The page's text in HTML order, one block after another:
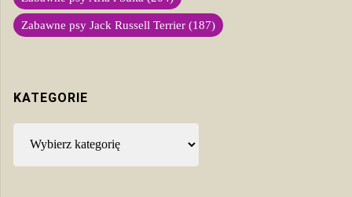
Zabawne psy Jack Russell Terrier (187)
KATEGORIE